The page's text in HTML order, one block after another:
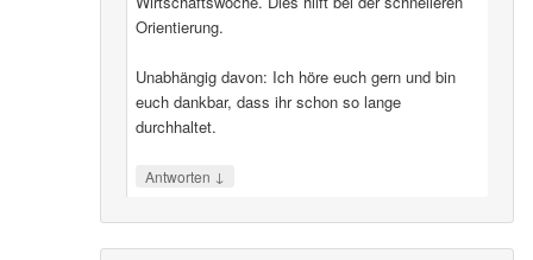
Orientierung.
Unabhängig davon: Ich höre euch gern und bin
euch dankbar, dass ihr schon so lange
durchhaltet.
Antworten ↓